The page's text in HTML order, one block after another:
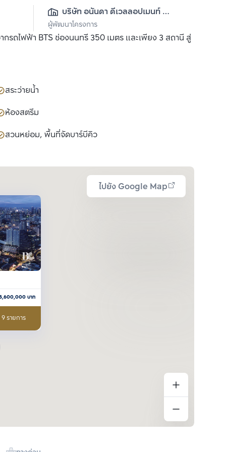
บริษัท อนันดา ดีเวลลอปเมนท์
จำกัด (มหาชน)
ผู้พัฒนาโครงการ
ถไฟฟ้า BTS ช่องนนทรี 350 เมตร และเพียง 3 สถานี สู่
สระว่ายน้ำ
ห้องสตรีม
สวนหย่อม, พื้นที่จัดบาร์บีคิว
ไปยัง Google Map
บาท
รายการ